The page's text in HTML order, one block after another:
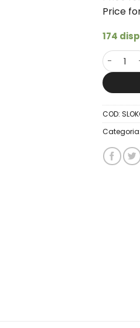
Price
174
20x180
COD:
Categoria: